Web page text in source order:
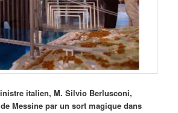
italien, M. Silvio Berlusconi,
Messine par un sort magique dans